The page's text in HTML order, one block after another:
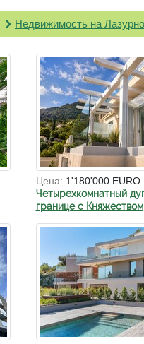
Недвижимость на
Цена: 1'180'000 EURO
Четырехкомнатный
границе с Княжеством